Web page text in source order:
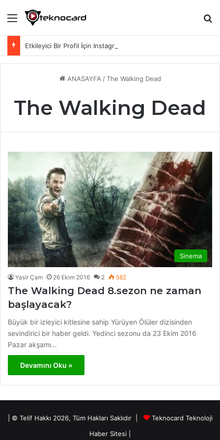
Menü
Etkileyici Bir Profil İçin Instagram Biyografi Sözleri
ANASAYFA / The Walking Dead
The Walking Dead
Sinema
Yasir Çam 26 Ekim 2016 2 582
The Walking Dead 8.sezon ne zaman
başlayacak?
Büyük bir izleyici kitlesine sahip Yürüyen Ölüler dizisinden
sevindirici bir haber geldi. Yedinci sezonu da 23 Ekim 2016
Pazar akşamı…
Devamını Oku »
| © Telif Hakkı 2026, Tüm Hakları Saklıdır |
Teknocard Teknoloji
Haber Sitesi